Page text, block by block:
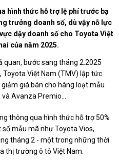
hình thức hỗ trợ lệ phí trước bạ
trưởng doanh số, dù vậy nỗ lực
dậy doanh số cho Toyota Việt
của năm 2025.
quan, bước sang tháng 2.2025
Toyota Việt Nam (TMV) lập tức
giá bán cho hàng loạt mẫu
và Avanza Premio…
thông qua hình thức hỗ trợ 50%
mẫu mã như Toyota Vios,
tháng 2 - một trong những thời
thị trường ô tô Việt Nam.